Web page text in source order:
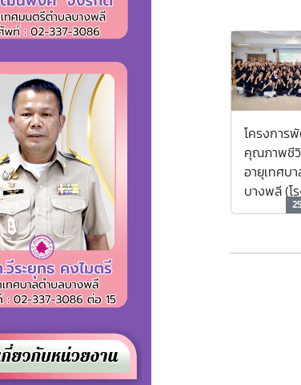
โครงการ
คุณภาพชี
อายุเทศบ
บางพลี (โ
ผู้สูงอายุเ
ประจำเดือ